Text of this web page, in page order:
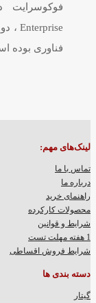
فناوری بوده
لینک‌های مهم:
تماس با ما
درباره ما
راهنمای خرید
محصولات کارکرده
شرایط و قوانین
1 هفته مهلت تست
شرایط فروش اقساطی
دسته بندی ها
گیتار